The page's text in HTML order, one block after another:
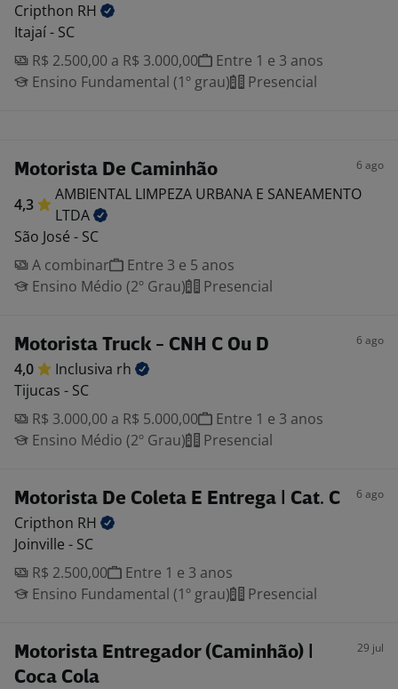
Cripthon RH
Itajaí - SC
R$ 2.500,00 a R$ 3.000,00
Entre 1 e 3 anos
Ensino Fundamental (1º grau)
Presencial
Motorista De Caminhão 6 ago
4,3
AMBIENTAL LIMPEZA URBANA E SANEAMENTO
LTDA
São José - SC
A combinar
Entre 3 e 5 anos
Ensino Médio (2º Grau)
Presencial
Motorista Truck - CNH C Ou D 6 ago
4,0 Inclusiva rh
Tijucas - SC
R$ 3.000,00 a R$ 5.000,00
Entre 1 e 3 anos
Ensino Médio (2º Grau)
Presencial
Motorista De Coleta E Entrega | Cat. C 6 ago
Cripthon RH
Joinville - SC
R$ 2.500,00
Entre 1 e 3 anos
Ensino Fundamental (1º grau)
Presencial
Motorista Entregador (Caminhão) |
Coca Cola
29 jul